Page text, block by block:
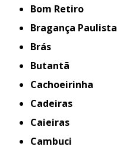
Bom Retiro
Bragança Paulista
Brás
Butantã
Cachoeirinha
Cadeiras
Caieiras
Cambuci